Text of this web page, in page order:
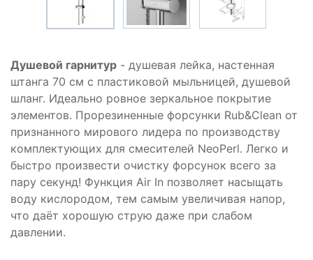
Душевой гарнитур - душевая лейка, настенная
штанга 70 см с пластиковой мыльницей, душевой
шланг. Идеально ровное зеркальное покрытие
элементов. Прорезиненные форсунки Rub&Clean от
признанного мирового лидера по производству
комплектующих для смесителей NeoPerl. Легко и
быстро произвести очистку форсунок всего за
пару секунд! Функция Air In позволяет насыщать
воду кислородом, тем самым увеличивая напор,
что даёт хорошую струю даже при слабом
давлении.